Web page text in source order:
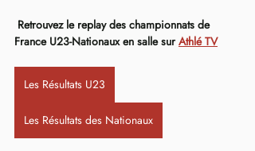
France U23-Nationaux en salle sur Athlé TV
Les Résultats U23
Les Résultats des Nationaux